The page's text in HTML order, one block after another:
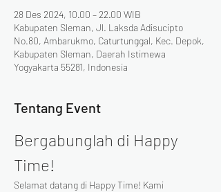
28 Des 2024, 10.00 – 22.00 WIB
Kabupaten Sleman, Jl. Laksda Adisucipto
No.80, Ambarukmo, Caturtunggal, Kec. Depok,
Kabupaten Sleman, Daerah Istimewa
Yogyakarta 55281, Indonesia
Tentang Event
Bergabunglah di Happy
Time!
Selamat datang di Happy Time! Kami